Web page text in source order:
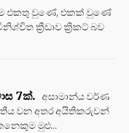
එකතු වුණේ, එකක් වුණේ
ක්‍රීඩාව ක්‍රිකට් බව
7ක්. අසාමාන්ය වර්ණ
වන අතර අයිතිකරුවන්
මුළු...